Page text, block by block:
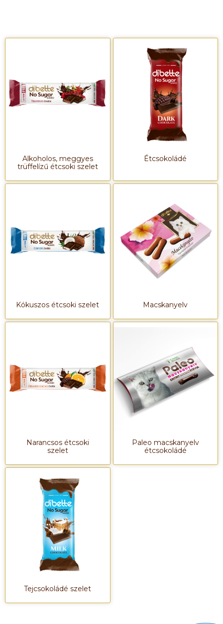
Alkoholos, meggyes
trüffelízű étcsoki szelet
Étcsokoládé
Kókuszos étcsoki szelet Macskanyelv
Narancsos étcsoki
szelet
Paleo macskanyelv
étcsokoládé
Tejcsokoládé szelet